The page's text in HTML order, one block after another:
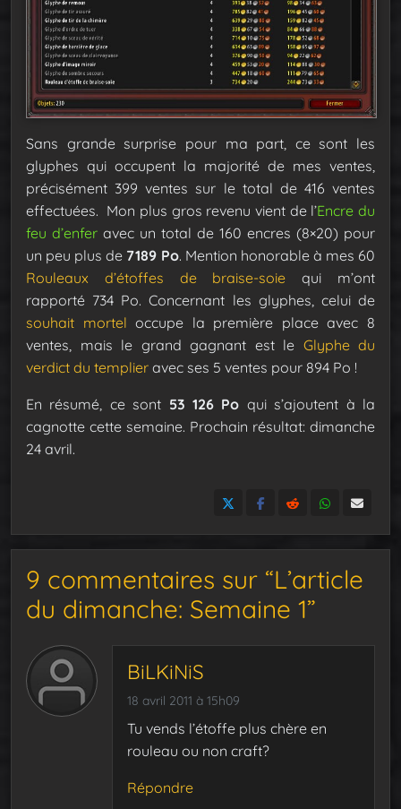
Sans grande surprise pour ma part, ce sont les
glyphes qui occupent la majorité de mes ventes,
précisément 399 ventes sur le total de 416 ventes
effectuées. Mon plus gros revenu vient de l’Encre du
feu d’enfer avec un total de 160 encres (8×20) pour
un peu plus de 7189 Po. Mention honorable à mes 60
Rouleaux d’étoffes de braise-soie qui m’ont
rapporté 734 Po. Concernant les glyphes, celui de
souhait mortel occupe la première place avec 8
ventes, mais le grand gagnant est le Glyphe du
verdict du templier avec ses 5 ventes pour 894 Po !
En résumé, ce sont 53 126 Po qui s’ajoutent à la
cagnotte cette semaine. Prochain résultat: dimanche
24 avril.
9 commentaires sur “L’article
du dimanche: Semaine 1”
BiLKiNiS
18 avril 2011 à 15h09
Tu vends l’étoffe plus chère en
rouleau ou non craft?
Répondre